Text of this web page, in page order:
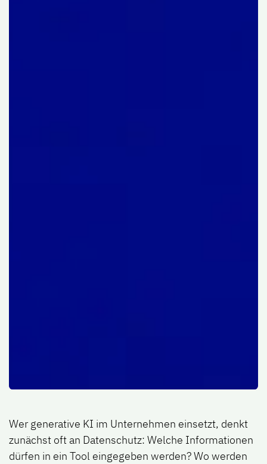
Wer generative KI im Unternehmen einsetzt, denkt
zunächst oft an Datenschutz: Welche Informationen
dürfen in ein Tool eingegeben werden? Wo werden